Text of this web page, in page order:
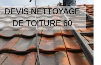
DEVIS NETTOYAGE
DE TOITURE 60